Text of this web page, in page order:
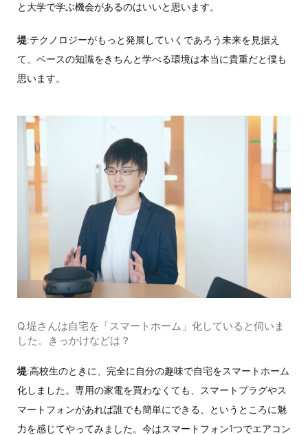
と大学で学ぶ機会があるのはいいと思います。
堤:テクノロジーがもっと発展していくであろう未来を見据え
て、ベースの知識をきちんと学べる環境は本当に貴重だと僕も
思います。
Q.堤さんは自宅を「スマートホーム」化していると伺いま
した。きっかけなどは？
堤:高校生のときに、完全に自分の趣味で自宅をスマートホーム
化しました。専用の家電を買わなくても、スマートプラグやス
マートフォンがあれば誰でも簡単にできる、というところに魅
力を感じてやってみました。今はスマートフォン1つでエアコン